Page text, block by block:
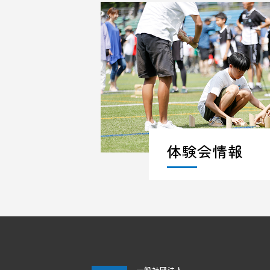
体験会情報